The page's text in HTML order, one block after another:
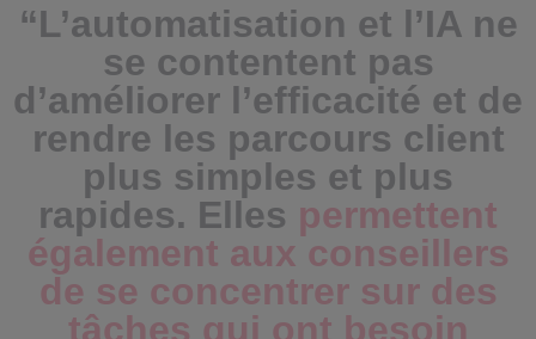
“L’automatisation et l’IA ne
se contentent pas
d’améliorer l’efficacité et de
rendre les parcours client
plus simples et plus
rapides. Elles permettent
également aux conseillers
de se concentrer sur des
tâches qui ont besoin